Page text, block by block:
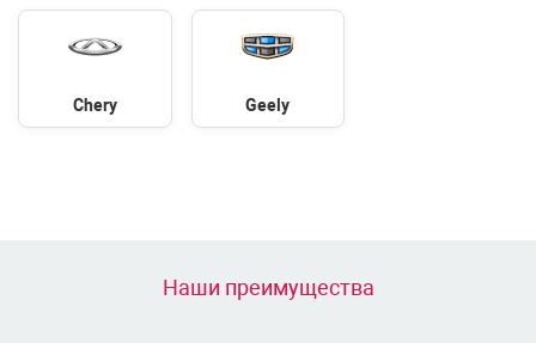
Chery Geely
Наши преимущества